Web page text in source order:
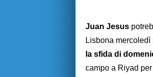
Juan Jesus
Lisbona
la sfida di
campo a Riyad